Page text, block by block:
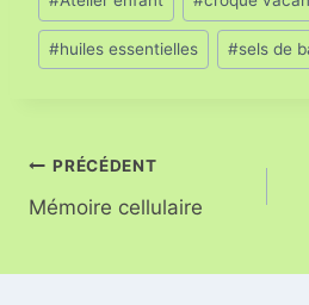
#huiles essentielles #sels de
PRÉCÉDENT
Mémoire cellulaire